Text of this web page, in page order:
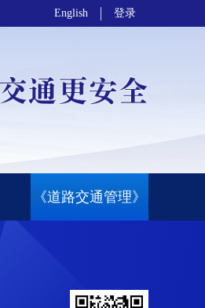
English 登录
《道路交通管理》